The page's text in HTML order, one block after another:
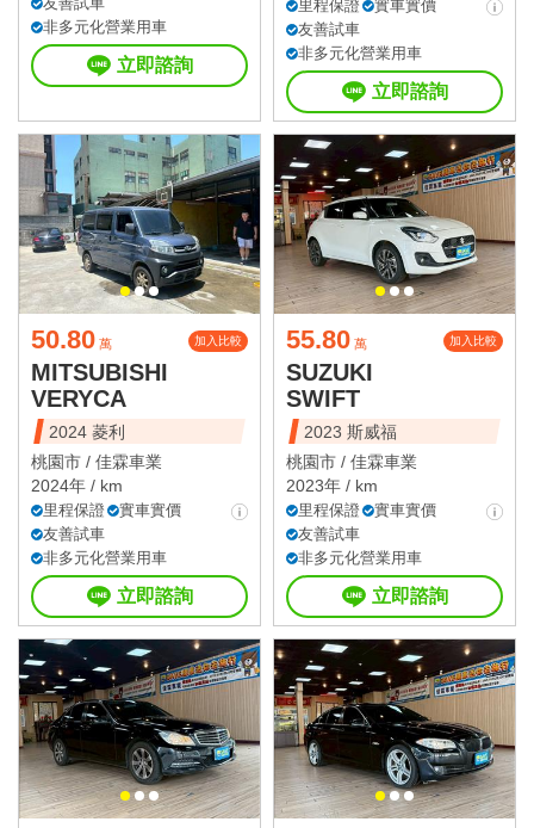
非多元化營業用車
立即諮詢
里程保證
實車實價
友善試車
非多元化營業用車
立即諮詢
50.80 萬 加入比較
MITSUBISHI
VERYCA
2024 菱利
桃園市 / 佳霖車業
2024年 / km
里程保證
實車實價
友善試車
非多元化營業用車
立即諮詢
55.80 萬 加入比較
SUZUKI
SWIFT
2023 斯威福
桃園市 / 佳霖車業
2023年 / km
里程保證
實車實價
友善試車
非多元化營業用車
立即諮詢